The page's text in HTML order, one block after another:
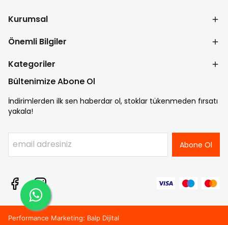
Kurumsal
Önemli Bilgiler
Kategoriler
Bültenimize Abone Ol
İndirimlerden ilk sen haberdar ol, stoklar tükenmeden fırsatı
yakala!
Abone Ol
Performance Marketing: Balp Dijital